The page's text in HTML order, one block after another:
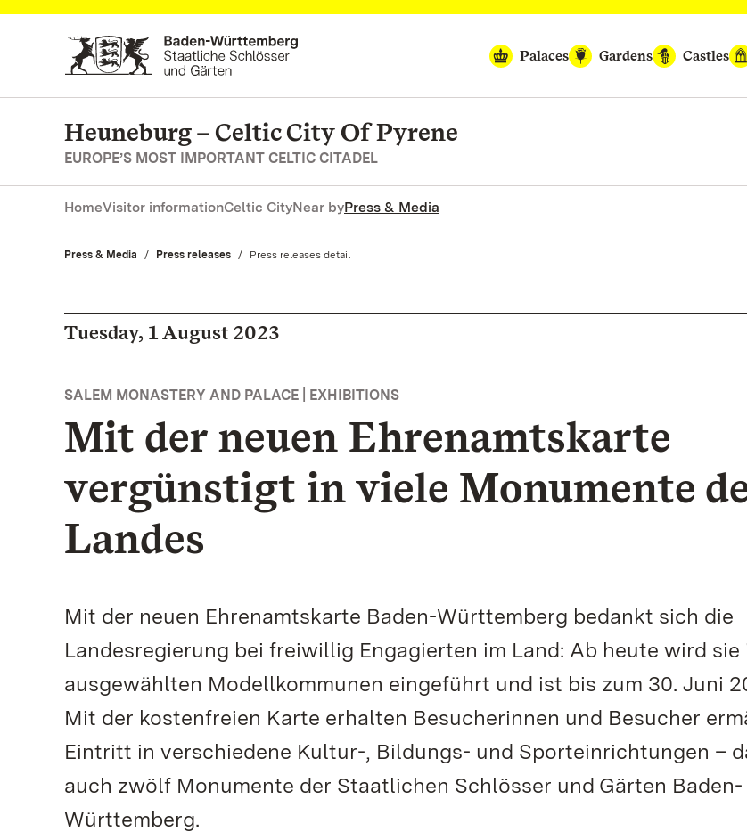
Navigate to main page
Palaces
Gardens Castles
Heuneburg – Celtic City Of Pyrene
EUROPE’S MOST IMPORTANT CELTIC CITADEL
HomeVisitor informationCeltic CityNear byPress & Media
Press & Media Press releases Current:
Press releases detail
Tuesday, 1 August 2023
SALEM MONASTERY AND PALACE | EXHIBITIONS
Mit der neuen Ehrenamtskarte
vergünstigt in viele Monumente
Landes
Mit der neuen Ehrenamtskarte Baden-Württemberg bedankt sich die
Landesregierung bei freiwillig Engagierten im Land: Ab heute wird sie
ausgewählten Modellkommunen eingeführt und ist bis zum 30. Juni
Mit der kostenfreien Karte erhalten Besucherinnen und Besucher
Eintritt in verschiedene Kultur-, Bildungs- und Sporteinrichtungen –
auch zwölf Monumente der Staatlichen Schlösser und Gärten Baden-
Württemberg.